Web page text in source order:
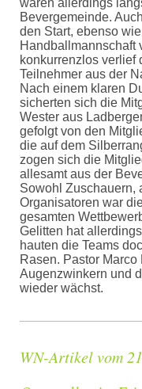
Bevergemeinde.
den Start, ebenso
Handballmannschaft
konkurrenzlos verlief
Teilnehmer aus der
Nach einem klaren
sicherten sich die
Wester aus
gefolgt von den
die auf dem
zogen sich die
allesamt aus der
Sowohl Zuschauern,
Organisatoren war
gesamten
Gelitten hat
hauten die Teams
Rasen. Pastor
Augenzwinkern und
wieder wächst.
WN-Artikel vom